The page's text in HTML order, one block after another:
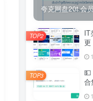
夸克网盘20t 会
IT
更
TOP2
💵
合
TOP3